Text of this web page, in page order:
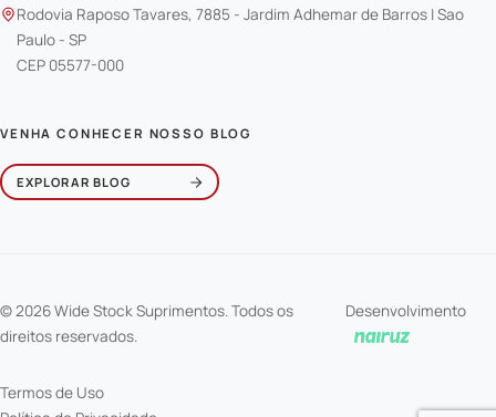
Rodovia Raposo Tavares, 7885 - Jardim Adhemar de Barros | Sao
Paulo - SP
CEP 05577-000
VENHA CONHECER NOSSO BLOG
EXPLORAR BLOG
© 2026 Wide Stock Suprimentos. Todos os
direitos reservados.
Desenvolvimento
Termos de Uso